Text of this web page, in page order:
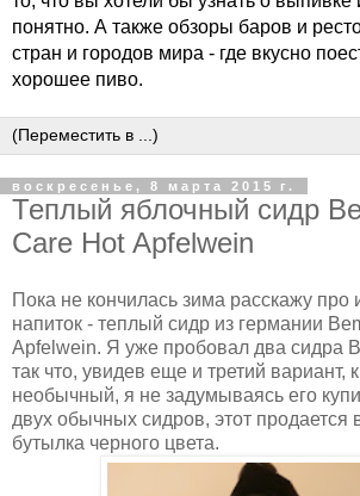
понятно. А также обзоры баров и
стран и городов мира - где вкусно
хорошее пиво.
воскресенье, 8 марта 2015 г.
Теплый яблочный сидр
Care Hot Apfelwein
Пока не кончилась зима расскажу про
напиток - теплый сидр из германии
Apfelwein. Я уже пробовал два сидра
так что, увидев еще и третий вариант,
необычный, я не задумываясь его
двух обычных сидров, этот продается
бутылка черного цвета.